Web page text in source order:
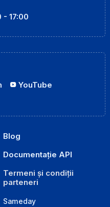
- 17:00
YouTube
Blog
Documentație API
Termeni și condiții
parteneri
Sameday